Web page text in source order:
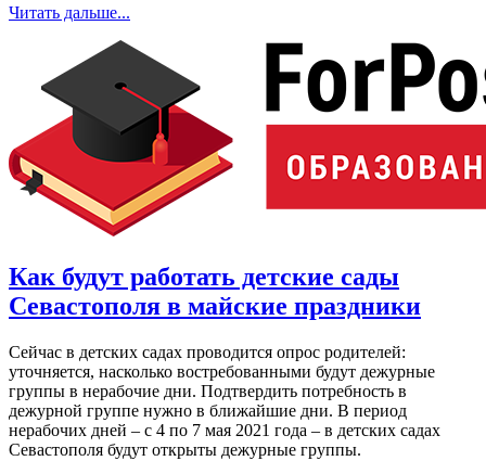
Читать дальше...
Как будут работать детские сады
Севастополя в майские праздники
Сейчас в детских садах проводится опрос родителей:
уточняется, насколько востребованными будут дежурные
группы в нерабочие дни. Подтвердить потребность в
дежурной группе нужно в ближайшие дни. В период
нерабочих дней – с 4 по 7 мая 2021 года – в детских садах
Севастополя будут открыты дежурные группы.